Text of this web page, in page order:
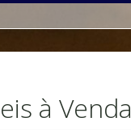
à Venda